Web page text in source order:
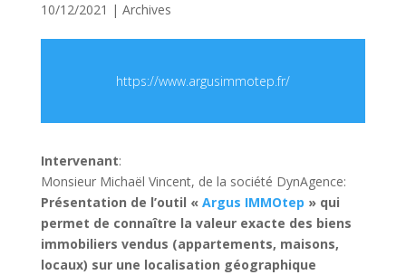
10/12/2021 | Archives
https://www.argusimmotep.fr/
Intervenant:
Monsieur Michaël Vincent, de la société DynAgence:
Présentation de l’outil « Argus IMMOtep » qui
permet de connaître la valeur exacte des biens
immobiliers vendus (appartements, maisons,
locaux) sur une localisation géographique